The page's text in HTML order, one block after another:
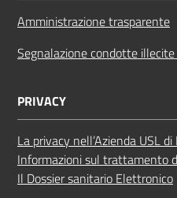
Amministrazione trasparente
Segnalazione condotte
PRIVACY
La privacy nell’Azienda USL di
Informazioni sul trattamento
Il Dossier sanitario Elettronico